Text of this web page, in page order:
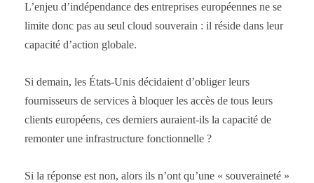
L’enjeu d’indépendance des entreprises européennes ne se
limite donc pas au seul cloud souverain : il réside dans leur
capacité d’action globale.
Si demain, les États-Unis décidaient d’obliger leurs
fournisseurs de services à bloquer les accès de tous leurs
clients européens, ces derniers auraient-ils la capacité de
remonter une infrastructure fonctionnelle ?
Si la réponse est non, alors ils n’ont qu’une « souveraineté »